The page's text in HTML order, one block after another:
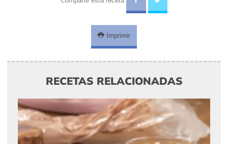
Imprimir
RECETAS RELACIONADAS